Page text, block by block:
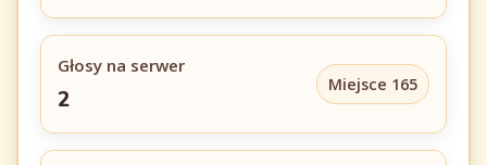
Głosy na serwer
2
Miejsce 165